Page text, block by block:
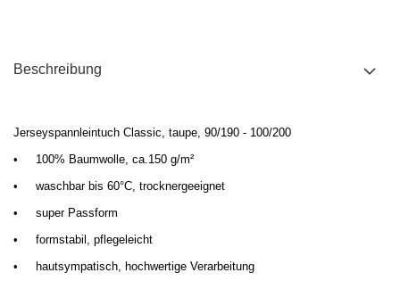
Beschreibung
Jerseyspannleintuch Classic, taupe, 90/190 - 100/200
•
100% Baumwolle, ca.150 g/m²
•
waschbar bis 60°C, trocknergeeignet
•
super Passform
•
formstabil, pflegeleicht
•
hautsympatisch, hochwertige Verarbeitung